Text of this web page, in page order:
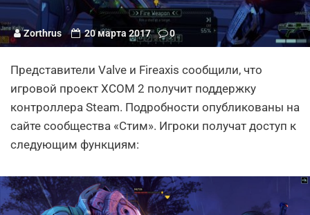
Zorthrus 20 марта 2017 0
Представители Valve и Fireaxis сообщили, что
игровой проект XCOM 2 получит поддержку
контроллера Steam. Подробности опубликованы на
сайте сообщества «Стим». Игроки получат доступ к
следующим функциям: